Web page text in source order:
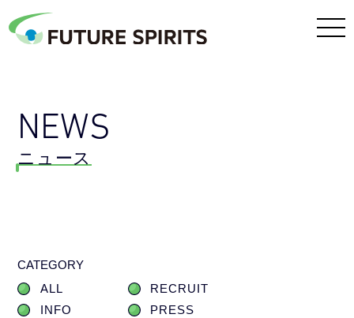
NEWS
ニュース
CATEGORY
ALL
RECRUIT
INFO
PRESS